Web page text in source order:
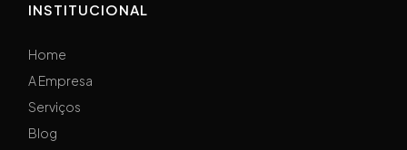
INSTITUCIONAL
Home
A Empresa
Serviços
Blog